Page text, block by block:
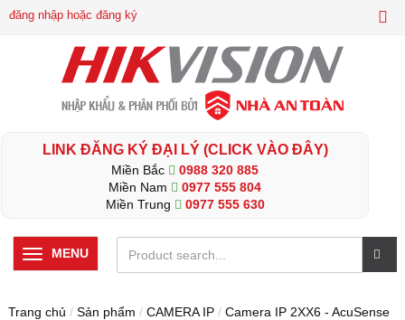
đăng nhập hoặc đăng ký
LINK ĐĂNG KÝ ĐẠI LÝ (CLICK VÀO ĐÂY)
Miền Bắc
0988 320 885
Miền Nam
0977 555 804
Miền Trung
0977 555 630
MENU
Trang chủ / Sản phẩm / CAMERA IP / Camera IP 2XX6 - AcuSense